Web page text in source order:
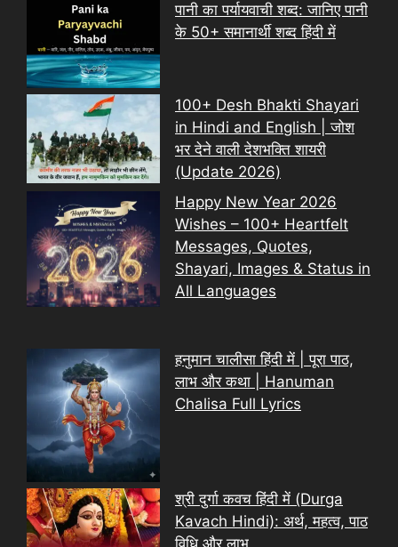
पानी का पर्यायवाची शब्द: जानिए पानी
के 50+ समानार्थी शब्द हिंदी में
100+ Desh Bhakti Shayari
in Hindi and English | जोश
भर देने वाली देशभक्ति शायरी
(Update 2026)
Happy New Year 2026
Wishes – 100+ Heartfelt
Messages, Quotes,
Shayari, Images & Status in
All Languages
हनुमान चालीसा हिंदी में | पूरा पाठ,
लाभ और कथा | Hanuman
Chalisa Full Lyrics
श्री दुर्गा कवच हिंदी में (Durga
Kavach Hindi): अर्थ, महत्व, पाठ